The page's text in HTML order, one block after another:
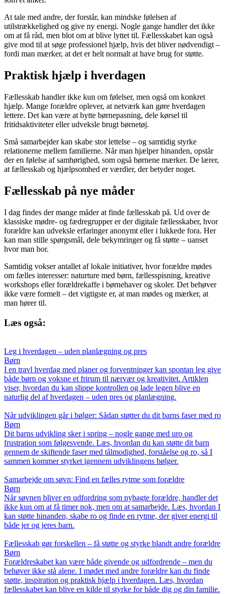
At tale med andre, der forstår, kan mindske følelsen af
utilstrækkelighed og give ny energi. Nogle gange handler det ikke
om at få råd, men blot om at blive lyttet til. Fællesskabet kan også
give mod til at søge professionel hjælp, hvis det bliver nødvendigt –
fordi man mærker, at det er helt normalt at have brug for støtte.
Praktisk hjælp i hverdagen
Fællesskab handler ikke kun om følelser, men også om konkret
hjælp. Mange forældre oplever, at netværk kan gøre hverdagen
lettere. Det kan være at bytte børnepasning, dele kørsel til
fritidsaktiviteter eller udveksle brugt børnetøj.
Små samarbejder kan skabe stor lettelse – og samtidig styrke
relationerne mellem familierne. Når man hjælper hinanden, opstår
der en følelse af samhørighed, som også børnene mærker. De lærer,
at fællesskab og hjælpsomhed er værdier, der betyder noget.
Fællesskab på nye måder
I dag findes der mange måder at finde fællesskab på. Ud over de
klassiske mødre- og fædregrupper er der digitale fællesskaber, hvor
forældre kan udveksle erfaringer anonymt eller i lukkede fora. Her
kan man stille spørgsmål, dele bekymringer og få støtte – uanset
hvor man bor.
Samtidig vokser antallet af lokale initiativer, hvor forældre mødes
om fælles interesser: naturture med børn, fællesspisning, kreative
workshops eller forældrekaffe i børnehaver og skoler. Det behøver
ikke være formelt – det vigtigste er, at man mødes og mærker, at
man hører til.
Læs også:
Leg i hverdagen – uden planlægning og pres
Børn
I en travl hverdag med planer og forventninger kan spontan leg give
både børn og voksne et frirum til nærvær og kreativitet. Artiklen
viser, hvordan du kan slippe kontrollen og lade legen blive en
naturlig del af hverdagen – uden pres og planlægning.
Når udviklingen går i bølger: Sådan støtter du dit barns faser med ro
Børn
Dit barns udvikling sker i spring – nogle gange med uro og
frustration som følgesvende. Læs, hvordan du kan støtte dit barn
gennem de skiftende faser med tålmodighed, forståelse og ro, så I
sammen kommer styrket igennem udviklingens bølger.
Samarbejde om søvn: Find en fælles rytme som forældre
Børn
Når søvnen bliver en udfordring som nybagte forældre, handler det
ikke kun om at få timer nok, men om at samarbejde. Læs, hvordan I
kan støtte hinanden, skabe ro og finde en rytme, der giver energi til
både jer og jeres barn.
Fællesskab gør forskellen – få støtte og styrke blandt andre forældre
Børn
Forældreskabet kan være både givende og udfordrende – men du
behøver ikke stå alene. I mødet med andre forældre kan du finde
støtte, inspiration og praktisk hjælp i hverdagen. Læs, hvordan
fællesskabet kan blive en kilde til styrke for både dig og din familie.